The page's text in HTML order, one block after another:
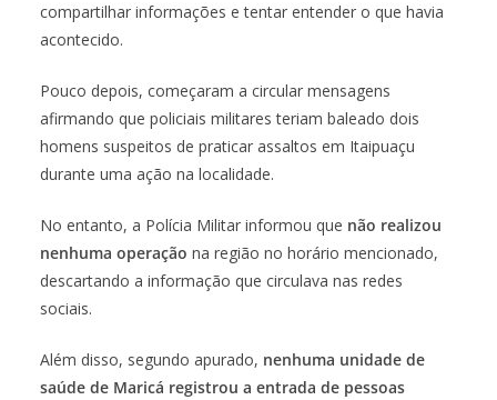
compartilhar informações e tentar entender o que havia
acontecido.
Pouco depois, começaram a circular mensagens
afirmando que policiais militares teriam baleado dois
homens suspeitos de praticar assaltos em Itaipuaçu
durante uma ação na localidade.
No entanto, a Polícia Militar informou que não realizou
nenhuma operação na região no horário mencionado,
descartando a informação que circulava nas redes
sociais.
Além disso, segundo apurado, nenhuma unidade de
saúde de Maricá registrou a entrada de pessoas